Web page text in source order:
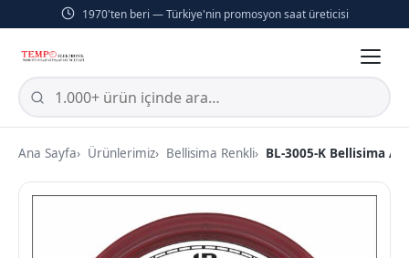
1970'ten beri — Türkiye'nin promosyon saat üreticisi
Ana Sayfa Ürünlerimiz Bellisima Renkli BL-3005-K Bellisima